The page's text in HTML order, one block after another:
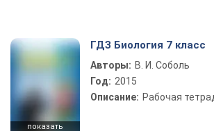
показать
ГДЗ Биология 7 класс
Авторы: В. И. Соболь
Год: 2015
Описание: Рабочая